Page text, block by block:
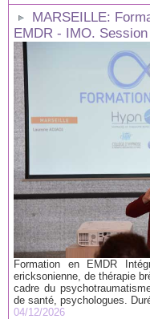
MARSEILLE:
EMDR - IMO.
Formation en EMDR
ericksonienne, de thérapie
cadre du
de santé, psychologues.
04/12/2026